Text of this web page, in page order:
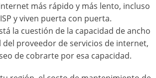
más rápido y más lento, incluso
y viven puerta con puerta.
la cuestión de la capacidad de ancho
del proveedor de servicios de internet,
de cobrarte por esa capacidad.